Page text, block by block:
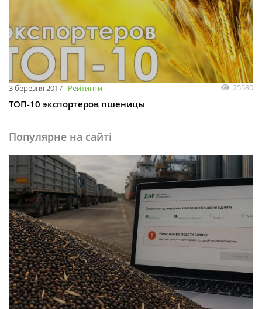
3 березня 2017 Рейтинги 25580
ТОП-10 экспортеров пшеницы
Популярне на сайті